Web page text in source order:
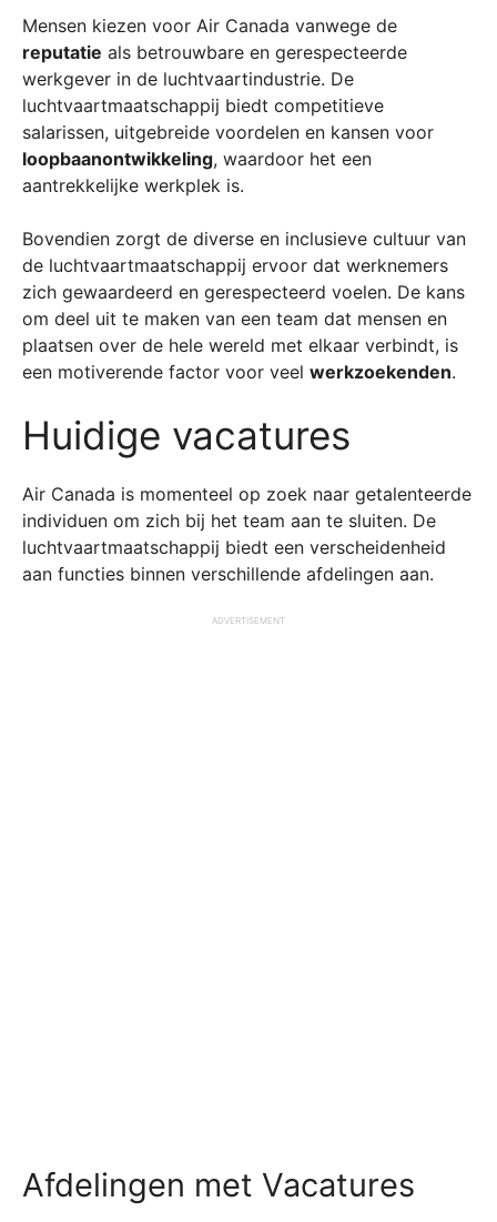
Mensen kiezen voor Air Canada vanwege de
reputatie als betrouwbare en gerespecteerde
werkgever in de luchtvaartindustrie. De
luchtvaartmaatschappij biedt competitieve
salarissen, uitgebreide voordelen en kansen voor
loopbaanontwikkeling, waardoor het een
aantrekkelijke werkplek is.
Bovendien zorgt de diverse en inclusieve cultuur van
de luchtvaartmaatschappij ervoor dat werknemers
zich gewaardeerd en gerespecteerd voelen. De kans
om deel uit te maken van een team dat mensen en
plaatsen over de hele wereld met elkaar verbindt, is
een motiverende factor voor veel werkzoekenden.
Huidige vacatures
Air Canada is momenteel op zoek naar getalenteerde
individuen om zich bij het team aan te sluiten. De
luchtvaartmaatschappij biedt een verscheidenheid
aan functies binnen verschillende afdelingen aan.
ADVERTISEMENT
Afdelingen met Vacatures